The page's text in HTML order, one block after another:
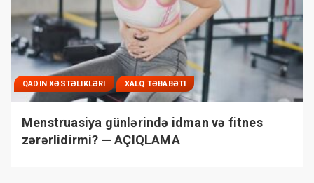
QADIN XƏSTƏLIKLƏRI XALQ TƏBABƏTI
Menstruasiya günlərində idman və fitnes
zərərlidirmi? — AÇIQLAMA